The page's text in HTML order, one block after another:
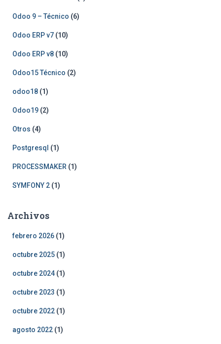
Odoo 9 – Técnico (6)
Odoo ERP v7 (10)
Odoo ERP v8 (10)
Odoo15 Técnico (2)
odoo18 (1)
Odoo19 (2)
Otros (4)
Postgresql (1)
PROCESSMAKER (1)
SYMFONY 2 (1)
Archivos
febrero 2026 (1)
octubre 2025 (1)
octubre 2024 (1)
octubre 2023 (1)
octubre 2022 (1)
agosto 2022 (1)